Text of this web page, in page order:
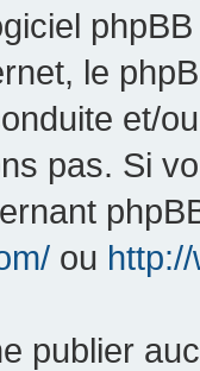
le
et/
pas. Si
ou
publier